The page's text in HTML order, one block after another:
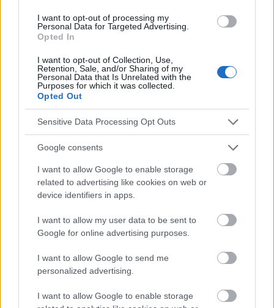
I want to opt-out of processing my
Personal Data for Targeted Advertising.
Opted In
I want to opt-out of Collection, Use,
Retention, Sale, and/or Sharing of my
Personal Data that Is Unrelated with the
Purposes for which it was collected.
Opted Out
Sensitive Data Processing Opt Outs
Google consents
I want to allow Google to enable storage
related to advertising like cookies on web or
device identifiers in apps.
I want to allow my user data to be sent to
Google for online advertising purposes.
I want to allow Google to send me
personalized advertising.
I want to allow Google to enable storage
L'érythème fessier peut-il
également toucher mon bébé ?
L'érythème fessier est une affection
dermatologique courante chez les bébés âgés de 7
à 12 mois, mais il ne touche pas tous les bébés. Le
meilleur conseil que l'on puisse donner aux mamans
est de surveiller la peau de leur bébé. Il n'est pas
utile de changer constamment de couche si la
marque de la couche convient à votre bébé et ne
provoque pas d'altérations de la peau. Si vous
changez constamment de couches, de lingettes ou
de crèmes, il se peut que vous rencontriez un jour
un allergène qui sensibilise votre bébé.